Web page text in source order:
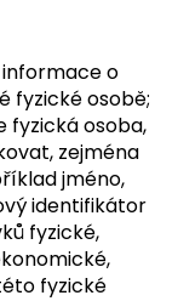
informace o
fyzické osobě;
fyzická osoba,
zejména
jméno,
identifikátor
fyzické,
fyzické